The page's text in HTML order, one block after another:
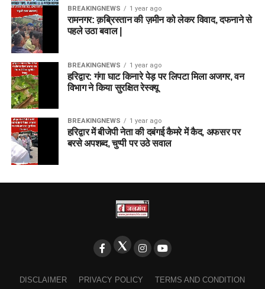
BREAKINGNEWS 1 year ago
रामनगर: क़ब्रिस्तान की ज़मीन को लेकर विवाद, दफनाने से
पहले उठा बवाल |
BREAKINGNEWS 1 year ago
हरिद्वार: गंगा घाट किनारे पेड़ पर लिपटा मिला अजगर, वन
विभाग ने किया सुरक्षित रेस्क्यू
BREAKINGNEWS 1 year ago
हरिद्वार में बीजेपी नेता की दबंगई कैमरे में कैद, अफसर पर
बरसे अपशब्द, चुप्पी पर उठे सवाल
DISCLAIMER PRIVACY POLICY TERMS AND CONDITION